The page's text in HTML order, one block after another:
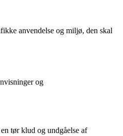
anvendelse og miljø, den skal
og
tør klud og undgåelse af